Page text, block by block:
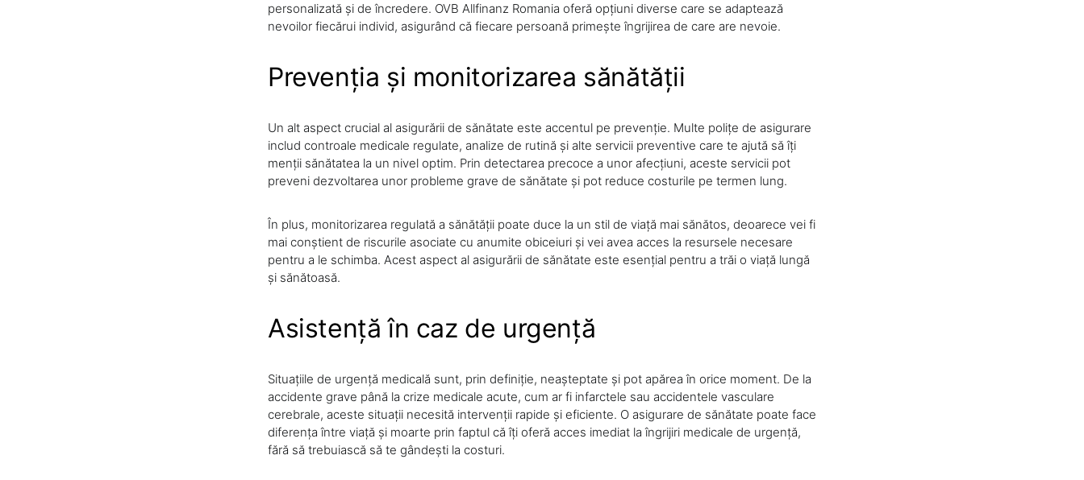
personalizată și de încredere. OVB Allfinanz Romania oferă opțiuni diverse care se adaptează
nevoilor fiecărui individ, asigurând că fiecare persoană primește îngrijirea de care are nevoie.
Prevenția și monitorizarea sănătății
Un alt aspect crucial al asigurării de sănătate este accentul pe prevenție. Multe polițe de asigurare
includ controale medicale regulate, analize de rutină și alte servicii preventive care te ajută să îți
menții sănătatea la un nivel optim. Prin detectarea precoce a unor afecțiuni, aceste servicii pot
preveni dezvoltarea unor probleme grave de sănătate și pot reduce costurile pe termen lung.
În plus, monitorizarea regulată a sănătății poate duce la un stil de viață mai sănătos, deoarece vei fi
mai conștient de riscurile asociate cu anumite obiceiuri și vei avea acces la resursele necesare
pentru a le schimba. Acest aspect al asigurării de sănătate este esențial pentru a trăi o viață lungă
și sănătoasă.
Asistență în caz de urgență
Situațiile de urgență medicală sunt, prin definiție, neașteptate și pot apărea în orice moment. De la
accidente grave până la crize medicale acute, cum ar fi infarctele sau accidentele vasculare
cerebrale, aceste situații necesită intervenții rapide și eficiente. O asigurare de sănătate poate face
diferența între viață și moarte prin faptul că îți oferă acces imediat la îngrijiri medicale de urgență,
fără să trebuiască să te gândești la costuri.